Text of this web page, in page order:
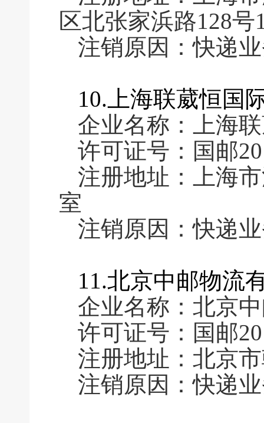
区北张家浜路128号
注销原因：快递
10.上海联葳恒国
企业名称：上海
许可证号：国邮
注册地址：上海
室
注销原因：快递
11.北京中邮物流
企业名称：北京
许可证号：国邮
注册地址：北京
注销原因：快递